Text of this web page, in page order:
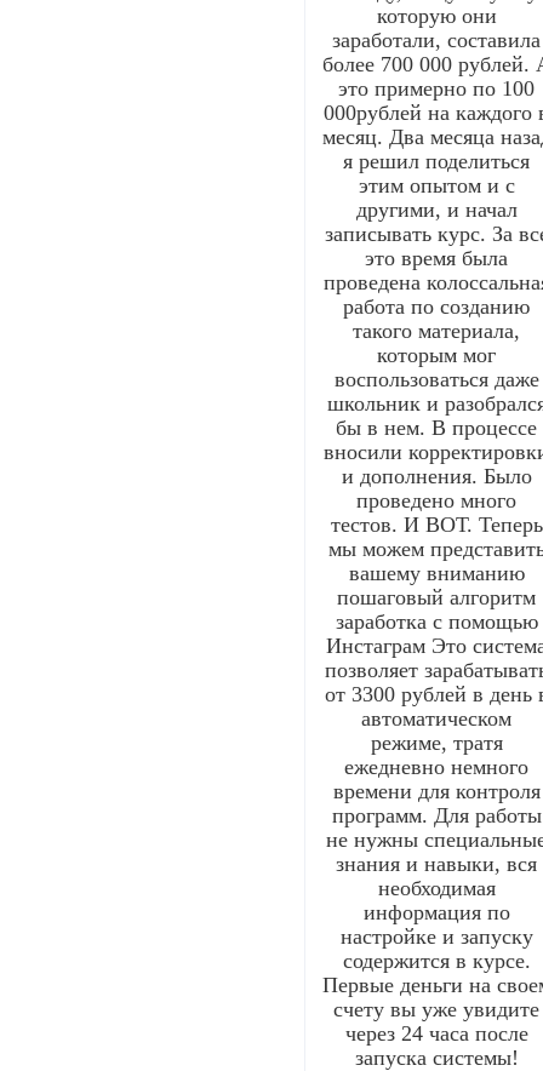
которую они
заработали, составила
более 700 000 рублей.
это примерно по 100
000рублей на каждого
месяц. Два месяца
я решил поделиться
этим опытом и с
другими, и начал
записывать курс. За
это время была
проведена
работа по созданию
такого материала,
которым мог
воспользоваться даже
школьник и
бы в нем. В процессе
вносили
и дополнения. Было
проведено много
тестов. И ВОТ. Теперь
мы можем
вашему вниманию
пошаговый алгоритм
заработка с помощью
Инстаграм Это
позволяет
от 3300 рублей в день
автоматическом
режиме, тратя
ежедневно немного
времени для контроля
программ. Для работы
не нужны
знания и навыки, вся
необходимая
информация по
настройке и запуску
содержится в курсе.
Первые деньги на
счету вы уже увидите
через 24 часа после
запуска системы!